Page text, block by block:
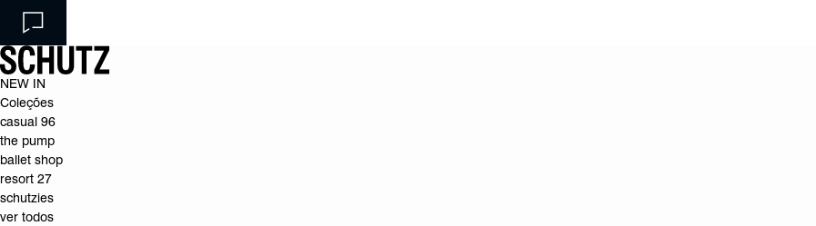
NEW IN
Coleções
casual 96
the pump
ballet shop
resort 27
schutzies
ver todos